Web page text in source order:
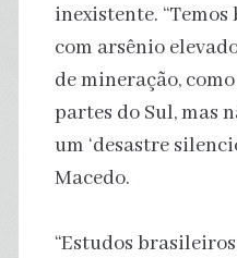
inexistente. “Temos
com arsênio
de mineração,
partes do Sul, mas
um ‘desastre
Macedo.
“Estudos